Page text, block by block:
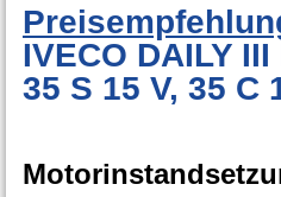
IVECO DAILY
35 S 15 V, 35 C